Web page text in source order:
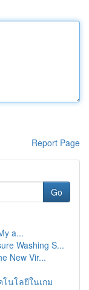
Report Page
Go
a...
Washing S...
New Vir...
นโลยีในเกม